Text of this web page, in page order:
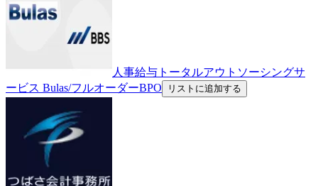
人事給与トータルアウトソーシングサ
ービス Bulas/フルオーダーBPO
リストに追加する